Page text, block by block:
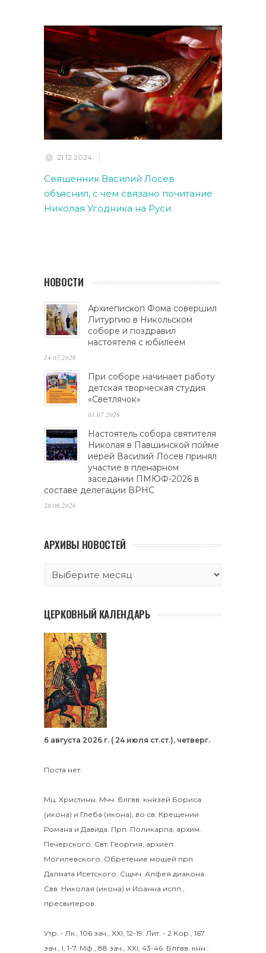
21.12.2024
Священник Василий Лосев
объяснил, с чем связано почитание
Николая Угодника на Руси
НОВОСТИ
Архиепископ Фома совершил
Литургию в Никольском
соборе и поздравил
настоятеля с юбилеем
14.07.2026
При соборе начинает работу
детская творческая студия
«Светлячок»
01.07.2026
Настоятель собора святителя
Николая в Павшинской пойме
иерей Василий Лосев принял
участие в пленарном
заседании ПМЮФ-2026 в
составе делегации ВРНС
28.06.2026
АРХИВЫ НОВОСТЕЙ
ЦЕРКОВНЫЙ КАЛЕНДАРЬ
6 августа 2026 г. ( 24 июля ст.ст.), четверг.
Поста нет.
Мц. Христины Мчч. блгвв. князей Бориса
(икона) и Глеба (икона), во св. Крещении
Романа и Давида. Прп. Поликарпа , архим.
Печерского. Свт. Георгия , архиеп.
Могилевского. Обретение мощей прп.
Далмата Исетского. Сщмч. Алфея диакона.
Свв. Николая (икона) и Иоанна испп.,
пресвитеров.
Утр. - Лк., 106 зач., XXI, 12-19. Лит. - 2 Кор., 167
зач., I, 1-7. Мф., 88 зач., XXI, 43-46. Блгвв. кнн.: